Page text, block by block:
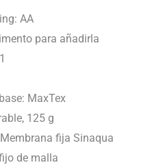
AA
para añadirla
MaxTex
125 g
fija Sinaqua
de malla